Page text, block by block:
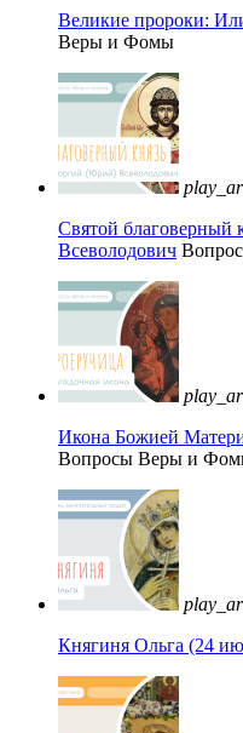
Великие пророки:
Веры и Фомы
Святой благоверный
Всеволодович
Икона Божией
Вопросы Веры и
Княгиня Ольга (24